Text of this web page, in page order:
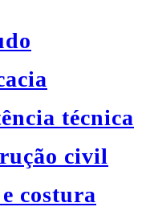
técnica
civil
costura